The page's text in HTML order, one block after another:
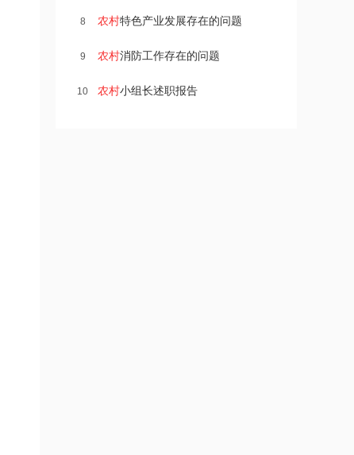
8 农村特色产业发展存在的问题
9 农村消防工作存在的问题
10 农村小组长述职报告